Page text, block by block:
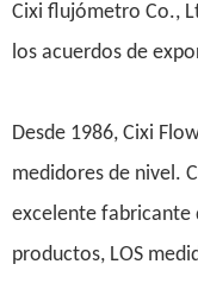
Cixi flujómetro Co.,
los acuerdos de
Desde 1986, Cixi
medidores de nivel.
excelente fabricante
productos, LOS